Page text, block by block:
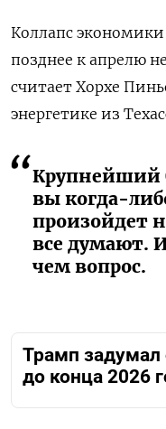
Коллапс
позднее к апрелю
считает Хорхе
энергетике из
Крупнейший
вы когда-
произойдет
все думают.
чем вопрос.
Трамп задумал
до конца 2026